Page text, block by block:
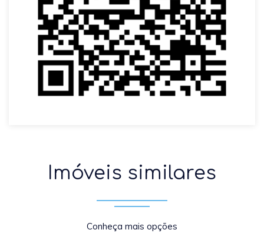
Imóveis similares
Conheça mais opções